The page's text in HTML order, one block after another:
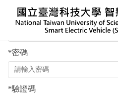
要
內
區
塊
帳號
*密碼
*驗證碼